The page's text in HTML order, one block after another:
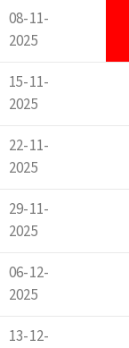
08-11-
2025
15-11-
2025
22-11-
2025
29-11-
2025
06-12-
2025
13-12-